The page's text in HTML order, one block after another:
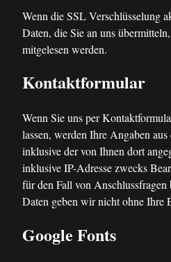
Wenn die SSL Verschlüsselung
Daten, die Sie an uns
mitgelesen werden.
Kontaktformular
Wenn Sie uns per
lassen, werden Ihre Angaben
inklusive der von Ihnen dort
inklusive IP-Adresse zwecks
für den Fall von Anschlussfragen
Daten geben wir nicht ohne Ihre
Google Fonts